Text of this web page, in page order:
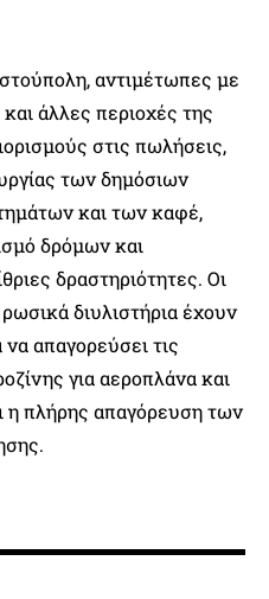
αντιμέτωπες με
άλλες περιοχές της
στις πωλήσεις,
των δημόσιων
και των καφέ,
δρόμων και
δραστηριότητες. Οι
διυλιστήρια έχουν
απαγορεύσει τις
για αεροπλάνα και
η πλήρης απαγόρευση των